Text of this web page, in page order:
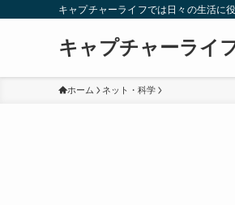
キャプチャーライフでは日々の生活に
キャプチャーライ
ホーム ネット・科学